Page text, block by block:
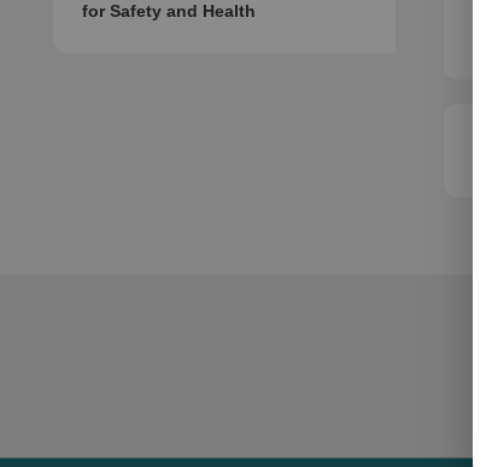
for Safety and Health